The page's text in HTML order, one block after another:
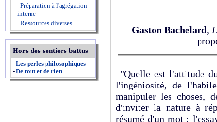
Préparation à l'agrégation
interne
Ressources diverses
Hors des sentiers battus
- Les perles philosophiques
- De tout et de rien
Gaston Bachelard,
"Quelle est l'attitude
l'ingéniosité, de
manipuler les choses,
d'inviter la nature à
résumé d'un mot :